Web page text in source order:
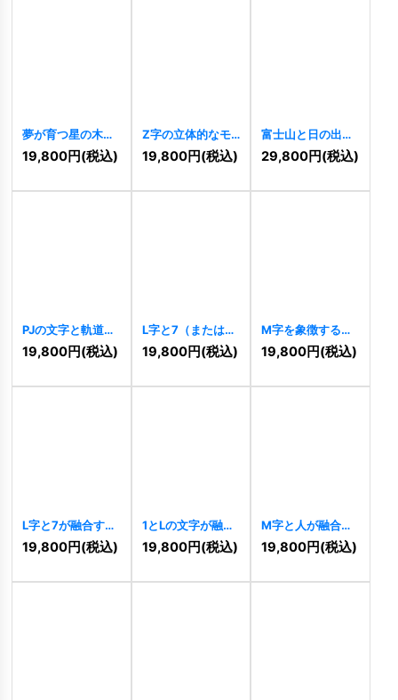
夢が育つ星の木の
ロゴ[10784]
19,800円(税込)
Z字の立体的なモ
ダンテクノロジー
ロゴ 10531]
19,800円(税込)
富士山と日の出の
希望エコロゴ
10530 ]
29,800円(税込)
PJの文字と軌道が
融合するダイナミ
ックロゴ
10526]
19,800円(税込)
L字と7（または
Z）が融合するス
ピードテクノロジ
19,800円(税込)
M字を象徴するピ
クセルラインロゴ
10517 ]
19,800円(税込)
L字と7が融合する
スピードテクノロ
ジーロゴ
10513]
19,800円(税込)
1とLの文字が融合
するスピードテク
ノロジーロゴ
19,800円(税込)
M字と人が融合し
た情熱的な成長ロ
ゴ [ 10499]
19,800円(税込)